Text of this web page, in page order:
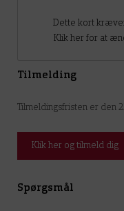
Dette kort
Klik her for at
Tilmelding
Tilmeldingsfristen er den
Klik her og tilmeld dig
Spørgsmål